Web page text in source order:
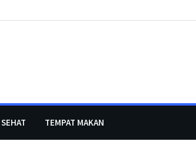
SEHAT TEMPAT MAKAN